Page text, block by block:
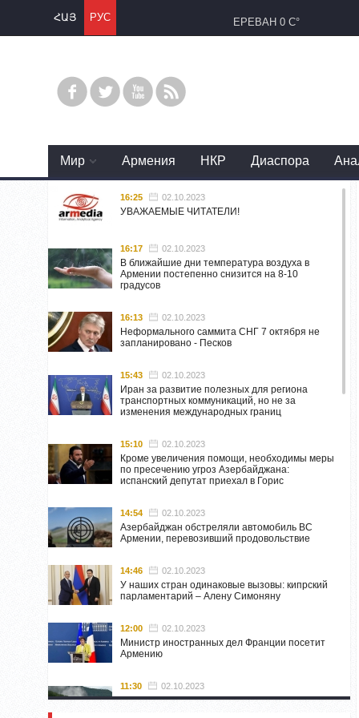
ՀԱՅ РУС ЕРЕВАН 0 C°
Mир Армения НКР Диаспора
16:25 02.10.2023
УВАЖАЕМЫЕ ЧИТАТЕЛИ!
16:17 02.10.2023
В ближайшие дни температура воздуха в
Армении постепенно снизится на 8-10
градусов
16:13 02.10.2023
Неформального саммита СНГ 7 октября не
запланировано - Песков
15:43 02.10.2023
Иран за развитие полезных для региона
транспортных коммуникаций, но не за
изменения международных границ
15:10 02.10.2023
Кроме увеличения помощи, необходимы меры
по пресечению угроз Азербайджана:
испанский депутат приехал в Горис
14:54 02.10.2023
Азербайджан обстреляли автомобиль ВС
Армении, перевозивший продовольствие
14:46 02.10.2023
У наших стран одинаковые вызовы: кипрский
парламентарий – Алену Симоняну
12:00 02.10.2023
Министр иностранных дел Франции посетит
Армению
11:30 02.10.2023
Самвел Шахраманян и группа ответственных